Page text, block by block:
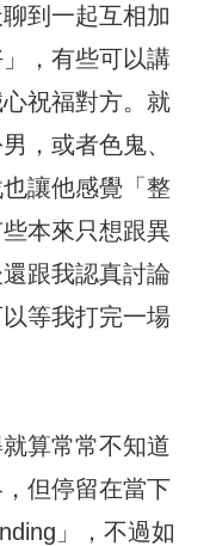
到一起互相加
，有些可以講
祝福對方。就
，或者色鬼、
讓他感覺「整
本來只想跟異
跟我認真討論
等我打完一場
算常常不知道
但停留在當下
」，不過如